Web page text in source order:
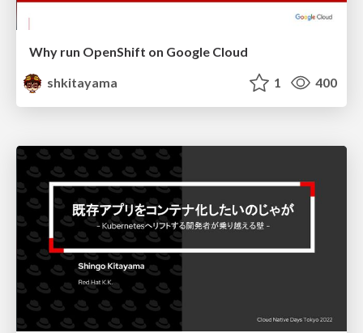
Why run OpenShift on Google Cloud
shkitayama
1 400